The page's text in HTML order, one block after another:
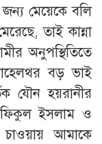
মেয়েকে বলি
তাই কান্না
অনুপস্থিতিতে
বড় ভাই
যৌন হয়রানীর
ইসলাম ও
চাওয়ায় আমাকে